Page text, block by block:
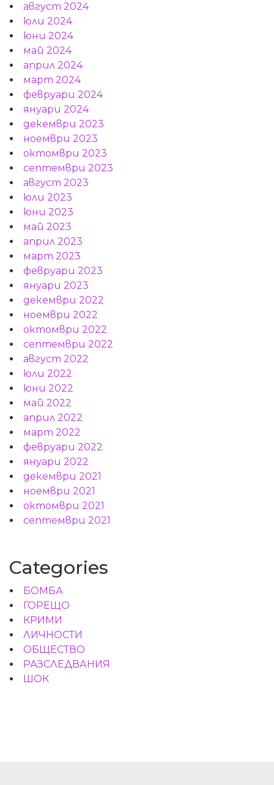
август 2024
юли 2024
юни 2024
май 2024
април 2024
март 2024
февруари 2024
януари 2024
декември 2023
ноември 2023
октомври 2023
септември 2023
август 2023
юли 2023
юни 2023
май 2023
април 2023
март 2023
февруари 2023
януари 2023
декември 2022
ноември 2022
октомври 2022
септември 2022
август 2022
юли 2022
юни 2022
май 2022
април 2022
март 2022
февруари 2022
януари 2022
декември 2021
ноември 2021
октомври 2021
септември 2021
Categories
БОМБА
ГОРЕЩО
КРИМИ
ЛИЧНОСТИ
ОБЩЕСТВО
РАЗСЛЕДВАНИЯ
ШОК